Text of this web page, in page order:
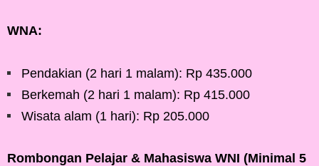
WNA:
Pendakian (2 hari 1 malam): Rp 435.000
Berkemah (2 hari 1 malam): Rp 415.000
Wisata alam (1 hari): Rp 205.000
Rombongan Pelajar & Mahasiswa WNI (Minimal 5